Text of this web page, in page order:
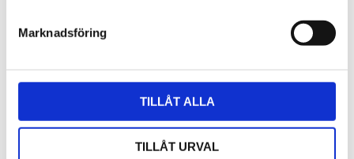
Marknadsföring
TILLÅT ALLA
TILLÅT URVAL
Bli den första att lämna ett omdöme.